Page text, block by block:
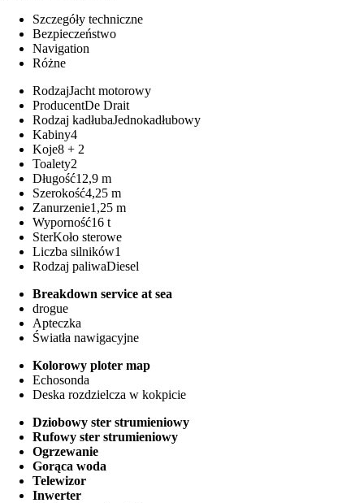
Szczegóły techniczne
Bezpieczeństwo
Navigation
Różne
RodzajJacht motorowy
ProducentDe Drait
Rodzaj kadłubaJednokadłubowy
Kabiny4
Koje8 + 2
Toalety2
Długość12,9 m
Szerokość4,25 m
Zanurzenie1,25 m
Wyporność16 t
SterKoło sterowe
Liczba silników1
Rodzaj paliwaDiesel
Breakdown service at sea
drogue
Apteczka
Światła nawigacyjne
Kolorowy ploter map
Echosonda
Deska rozdzielcza w kokpicie
Dziobowy ster strumieniowy
Rufowy ster strumieniowy
Ogrzewanie
Gorąca woda
Telewizor
Inwerter